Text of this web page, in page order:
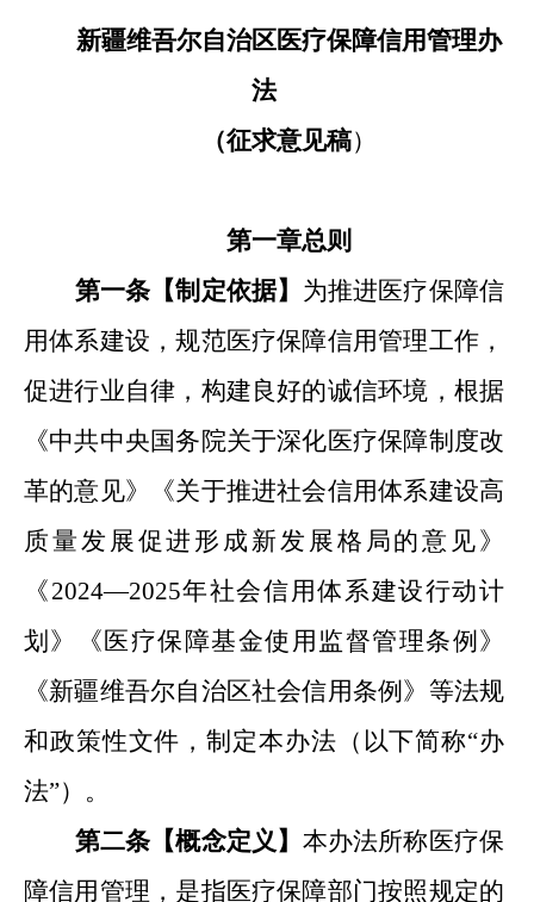
新疆维吾尔自治区医疗保障信用管理办
法
（征求意见稿）
第一章总则
第一条【制定依据】 为推进医疗保障信
用体系建设，规范医疗保障信用管理工作，
促进行业自律，构建良好的诚信环境，根据
《中共中央国务院关于深化医疗保障制度改
革的意见》《关于推进社会信用体系建设高
质量发展促进形成新发展格局的意见》
《2024—2025年社会信用体系建设行动计
划》《医疗保障基金使用监督管理条例》
《新疆维吾尔自治区社会信用条例》等法规
和政策性文件，制定本办法（以下简称“办
法”）。
第二条【概念定义】 本办法所称医疗保
障信用管理，是指医疗保障部门按照规定的